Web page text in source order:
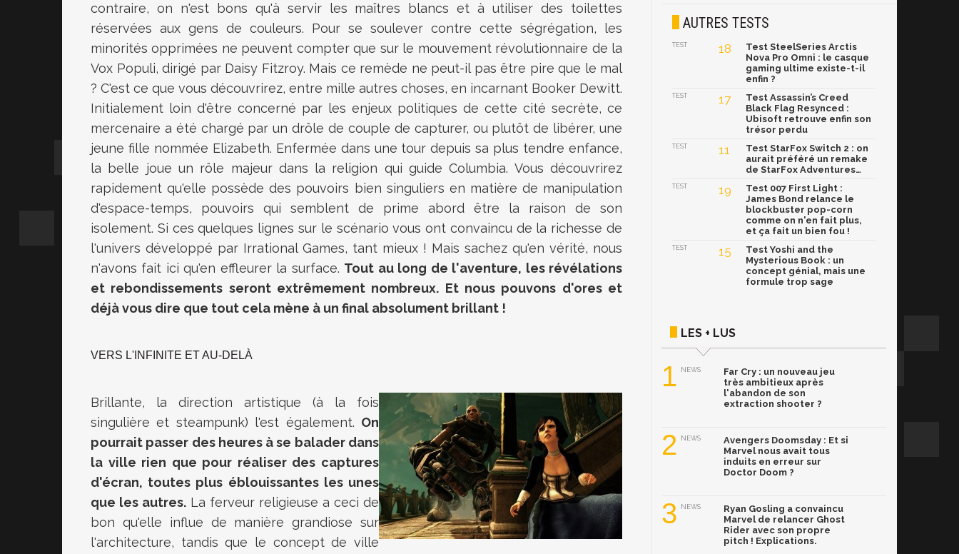
contraire, on n'est bons qu'à servir les maîtres blancs et à utiliser des toilettes
réservées aux gens de couleurs. Pour se soulever contre cette ségrégation, les
minorités opprimées ne peuvent compter que sur le mouvement révolutionnaire de la
Vox Populi, dirigé par Daisy Fitzroy. Mais ce remède ne peut-il pas être pire que le mal
? C'est ce que vous découvrirez, entre mille autres choses, en incarnant Booker Dewitt.
Initialement loin d'être concerné par les enjeux politiques de cette cité secrète, ce
mercenaire a été chargé par un drôle de couple de capturer, ou plutôt de libérer, une
jeune fille nommée Elizabeth. Enfermée dans une tour depuis sa plus tendre enfance,
la belle joue un rôle majeur dans la religion qui guide Columbia. Vous découvrirez
rapidement qu'elle possède des pouvoirs bien singuliers en matière de manipulation
d'espace-temps, pouvoirs qui semblent de prime abord être la raison de son
isolement. Si ces quelques lignes sur le scénario vous ont convaincu de la richesse de
l'univers développé par Irrational Games, tant mieux ! Mais sachez qu'en vérité, nous
n'avons fait ici qu'en effleurer la surface. Tout au long de l'aventure, les révélations
et rebondissements seront extrêmement nombreux. Et nous pouvons d'ores et
déjà vous dire que tout cela mène à un final absolument brillant !
VERS L'INFINITE ET AU-DELÀ
Brillante, la direction artistique (à la fois
singulière et steampunk) l'est également. On
pourrait passer des heures à se balader dans
la ville rien que pour réaliser des captures
d'écran, toutes plus éblouissantes les unes
que les autres. La ferveur religieuse a ceci de
bon qu'elle influe de manière grandiose sur
l'architecture, tandis que le concept de ville
AUTRES TESTS
TEST 18
Test SteelSeries Arctis
Nova Pro Omni : le casque
gaming ultime existe-t-il
enfin ?
TEST 17
Test Assassin’s Creed
Black Flag Resynced :
Ubisoft retrouve enfin son
trésor perdu
TEST 11
Test StarFox Switch 2 : on
aurait préféré un remake
de StarFox Adventures…
TEST 19
Test 007 First Light :
James Bond relance le
blockbuster pop-corn
comme on n'en fait plus,
et ça fait un bien fou !
TEST 15
Test Yoshi and the
Mysterious Book : un
concept génial, mais une
formule trop sage
LES + LUS
1 NEWS
Far Cry : un nouveau jeu
très ambitieux après
l'abandon de son
extraction shooter ?
2 NEWS
Avengers Doomsday : Et si
Marvel nous avait tous
induits en erreur sur
Doctor Doom ?
3 NEWS
Ryan Gosling a convaincu
Marvel de relancer Ghost
Rider avec son propre
pitch ! Explications.